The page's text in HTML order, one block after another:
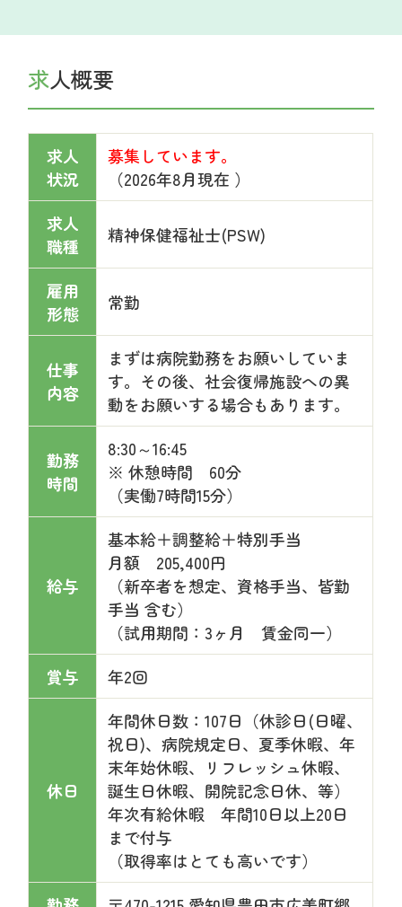
求人概要
求人
状況
募集しています。
（2026年8月現在 ）
求人
職種
精神保健福祉士(PSW)
雇用
形態
常勤
仕事
内容
まずは病院勤務をお願いしていま
す。その後、社会復帰施設への異
動をお願いする場合もあります。
勤務
時間
8:30～16:45
※ 休憩時間 60分
（実働7時間15分）
給与
基本給＋調整給＋特別手当
月額 205,400円
（新卒者を想定、資格手当、皆勤
手当 含む）
（試用期間：3ヶ月 賃金同一）
賞与
年2回
休日
年間休日数：107日（休診日(日曜、
祝日)、病院規定日、夏季休暇、年
末年始休暇、リフレッシュ休暇、
誕生日休暇、開院記念日休、等）
年次有給休暇 年間10日以上20日
まで付与
（取得率はとても高いです）